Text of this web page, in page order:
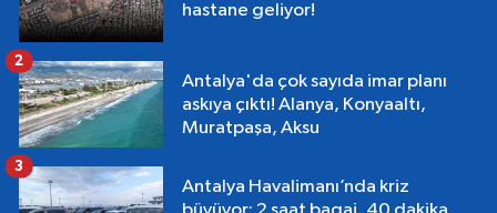
hastane geliyor!
Antalya'da çok sayıda imar planı
askıya çıktı! Alanya, Konyaaltı,
Muratpaşa, Aksu
2
Antalya Havalimanı’nda kriz
3